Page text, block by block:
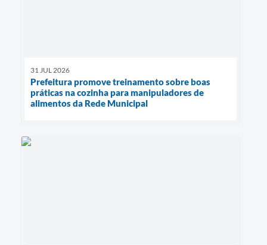
31 JUL 2026
Prefeitura promove treinamento sobre boas
práticas na cozinha para manipuladores de
alimentos da Rede Municipal